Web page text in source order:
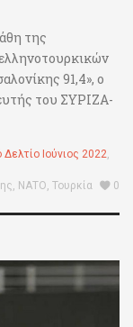
της
91,4», ο
του ΣΥΡΙΖΑ-
Ιούνιος 2022
ΝΑΤΟ Τουρκία 0